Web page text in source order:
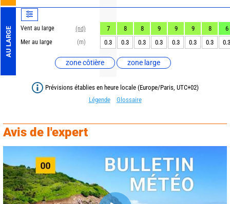
AU LARGE Vent au large
(nd)
Mer au large
(m)
zone côtière zone large
7 8 8 9 9 9 8
6
0.3
0.3 0.3 0.3 0.3 0.3 0.3 0.3
Prévisions établies en heure locale (Europe/Paris, UTC+02)
Légende
Glossaire
Avis de l'expert